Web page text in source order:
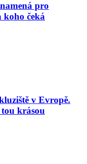
pro
koho čeká
v Evropě.
krásou